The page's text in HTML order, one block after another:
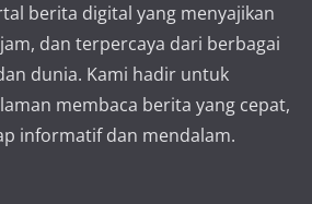
berita digital yang menyajikan
dan terpercaya dari berbagai
dunia. Kami hadir untuk
membaca berita yang cepat,
informatif dan mendalam.